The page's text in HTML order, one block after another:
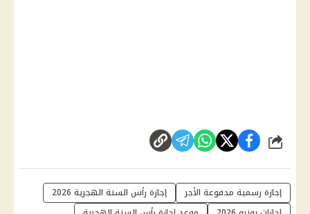
شارك
إجازة رسمية مدفوعة الأجر
إجازة رأس السنة الهجرية 2026